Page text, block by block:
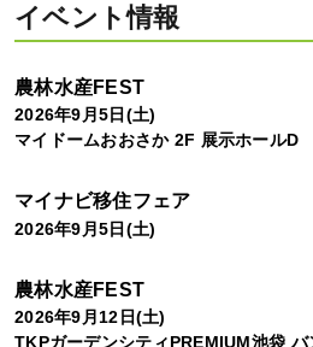
イベント情報
農林水産FEST
2026年9月5日(土)
マイドームおおさか 2F 展示ホールD
マイナビ移住フェア
2026年9月5日(土)
農林水産FEST
2026年9月12日(土)
TKPガーデンシティPREMIUM池袋